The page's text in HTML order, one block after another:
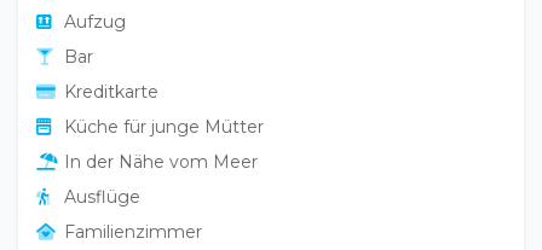
Aufzug
Bar
Kreditkarte
Küche für junge Mütter
In der Nähe vom Meer
Ausflüge
Familienzimmer